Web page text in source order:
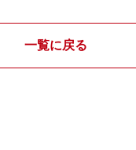
一覧に戻る